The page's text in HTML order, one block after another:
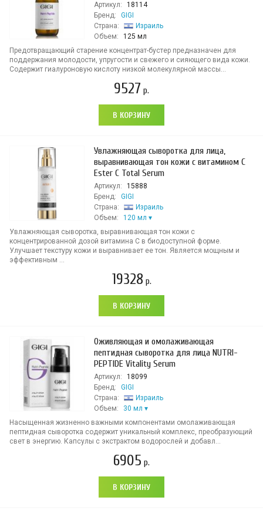
Артикул:
18114
Бренд:
GIGI
Страна:
Израиль
Объем:
125 мл
Предотвращающий старение концентрат-бустер предназначен для
поддержания молодости, упругости и свежего и сияющего вида кожи.
Содержит гиалуроновую кислоту низкой молекулярной массы...
9527 р.
В КОРЗИНУ
Увлажняющая сыворотка для лица,
выравнивающая тон кожи с витамином С
Ester C Total Serum
Артикул:
15888
Бренд:
GIGI
Страна:
Израиль
Объем:
120 мл
Увлажняющая сыворотка, выравнивающая тон кожи с
концентрированной дозой витамина С в биодоступной форме.
Улучшает текстуру кожи и выравнивает ее тон. Является мощным и
эффективным ...
19328 р.
В КОРЗИНУ
Оживляющая и омолаживающая
пептидная сыворотка для лица NUTRI-
PEPTIDE Vitality Serum
Артикул:
18099
Бренд:
GIGI
Страна:
Израиль
Объем:
30 мл
Насыщенная жизненно важными компонентами омолаживающая
пептидная сыворотка содержит уникальный комплекс, преобразующий
свет в энергию. Капсулы с экстрактом водорослей и добавл...
6905 р.
В КОРЗИНУ